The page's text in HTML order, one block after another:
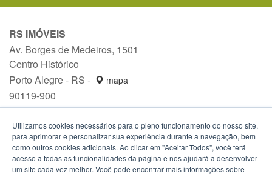
RS IMÓVEIS
Av. Borges de Medeiros, 1501
Centro Histórico
Porto Alegre - RS -
mapa
90119-900
Telefone:(51) 3288-1589
Utilizamos cookies necessários para o pleno funcionamento do nosso site,
para aprimorar e personalizar sua experiência durante a navegação, bem
como outros cookies adicionais. Ao clicar em "Aceitar Todos", você terá
acesso a todas as funcionalidades da página e nos ajudará a desenvolver
um site cada vez melhor. Você pode encontrar mais informações sobre